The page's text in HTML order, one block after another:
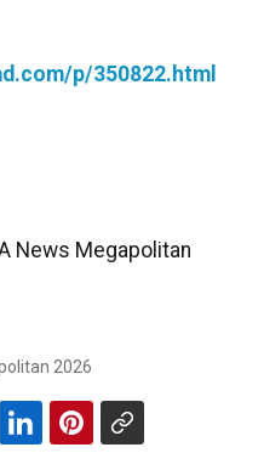
p/350822.html
News Megapolitan
2026